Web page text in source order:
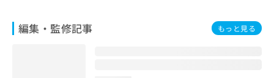
編集・監修記事 もっと見る